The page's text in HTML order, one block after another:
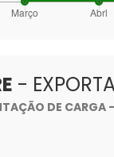
-
DE